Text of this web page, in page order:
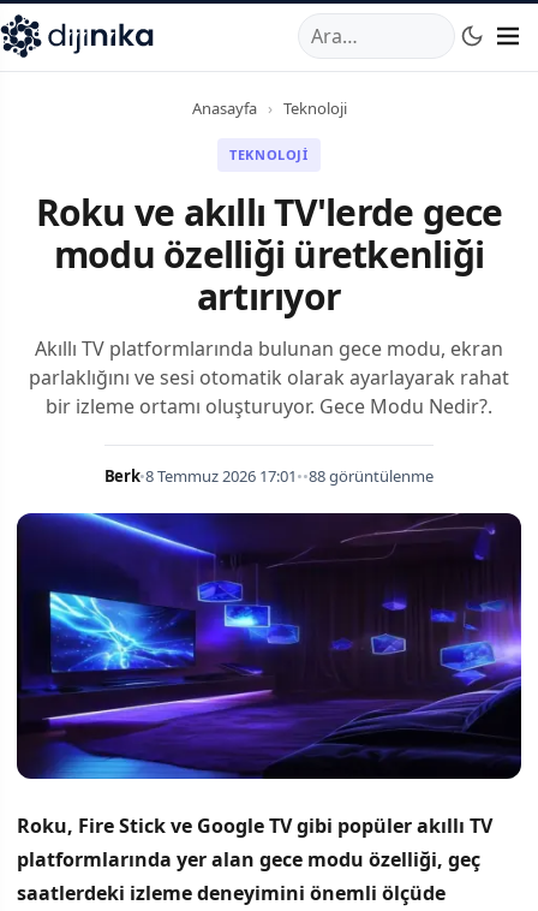
,Marmara Mahallesi,Beylikdüzü34520TRTelefon:0850
Anasayfa › Teknoloji
TEKNOLOJI
Roku ve akıllı TV'lerde gece
modu özelliği üretkenliği
artırıyor
Akıllı TV platformlarında bulunan gece modu, ekran
parlaklığını ve sesi otomatik olarak ayarlayarak rahat
bir izleme ortamı oluşturuyor. Gece Modu Nedir?.
Berk•8 Temmuz 2026 17:01••88 görüntülenme
Roku, Fire Stick ve Google TV gibi popüler akıllı TV
platformlarında yer alan gece modu özelliği, geç
saatlerdeki izleme deneyimini önemli ölçüde